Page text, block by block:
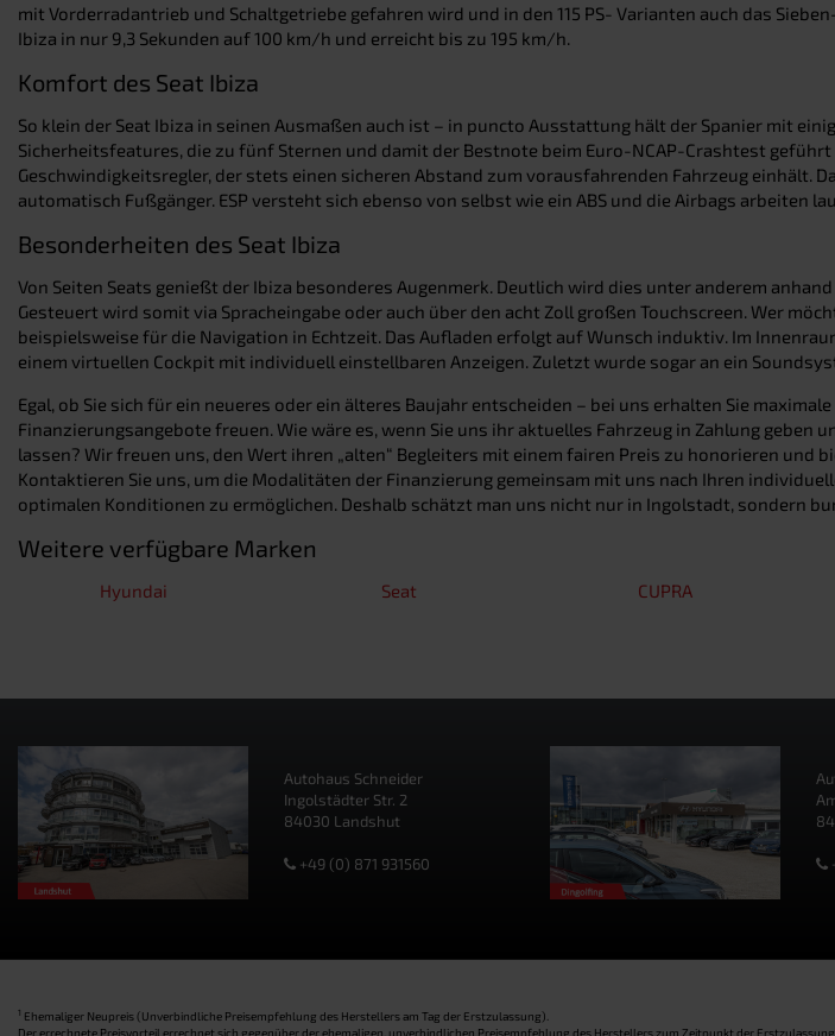
mit Vorderradantrieb und Schaltgetriebe gefahren wird und in den 115 PS- Varianten auch das
Ibiza in nur 9,3 Sekunden auf 100 km/h und erreicht bis zu 195 km/h.
Komfort des Seat Ibiza
So klein der Seat Ibiza in seinen Ausmaßen auch ist – in puncto Ausstattung hält der Spanier mit
Sicherheitsfeatures, die zu fünf Sternen und damit der Bestnote beim Euro-NCAP-Crashtest
Geschwindigkeitsregler, der stets einen sicheren Abstand zum vorausfahrenden Fahrzeug
automatisch Fußgänger. ESP versteht sich ebenso von selbst wie ein ABS und die Airbags
Besonderheiten des Seat Ibiza
Von Seiten Seats genießt der Ibiza besonderes Augenmerk. Deutlich wird dies unter anderem
Gesteuert wird somit via Spracheingabe oder auch über den acht Zoll großen Touchscreen. Wer
beispielsweise für die Navigation in Echtzeit. Das Aufladen erfolgt auf Wunsch induktiv. Im
einem virtuellen Cockpit mit individuell einstellbaren Anzeigen. Zuletzt wurde sogar an ein
Egal, ob Sie sich für ein neueres oder ein älteres Baujahr entscheiden – bei uns erhalten Sie
Finanzierungsangebote freuen. Wie wäre es, wenn Sie uns ihr aktuelles Fahrzeug in Zahlung
lassen? Wir freuen uns, den Wert ihren „alten“ Begleiters mit einem fairen Preis zu honorieren und
Kontaktieren Sie uns, um die Modalitäten der Finanzierung gemeinsam mit uns nach Ihren
optimalen Konditionen zu ermöglichen. Deshalb schätzt man uns nicht nur in Ingolstadt, sondern
Weitere verfügbare Marken
Hyundai Seat CUPRA
Autohaus Schneider
Ingolstädter Str. 2
84030 Landshut
+49 (0) 871 931560
1 Ehemaliger Neupreis (Unverbindliche Preisempfehlung des Herstellers am Tag der Erstzulassung).
Der errechnete Preisvorteil errechnet sich gegenüber der ehemaligen, unverbindlichen Preisempfehlung des Herstellers zum Zeitpunkt der